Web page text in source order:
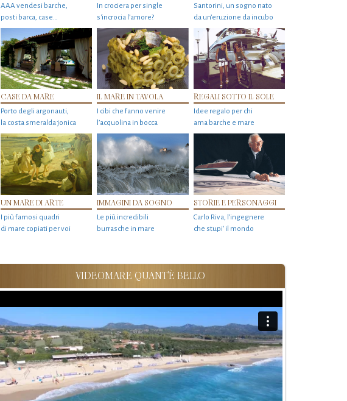
AAA vendesi barche,
posti barca, case…
In crociera per single
s'incrocia l’amore?
Santorini, un sogno nato
da un’eruzione da incubo
CASE DA MARE
Porto degli argonauti,
la costa smeralda jonica
IL MARE IN TAVOLA
I cibi che fanno venire
l’acquolina in bocca
REGALI SOTTO IL SOLE
Idee regalo per chi
ama barche e mare
UN MARE DI ARTE
I più famosi quadri
di mare copiati per voi
IMMAGINI DA SOGNO
Le più incredibili
burrasche in mare
STORIE E PERSONAGGI
Carlo Riva, l’ingegnere
che stupi' il mondo
VIDEOMARE QUANT'È BELLO